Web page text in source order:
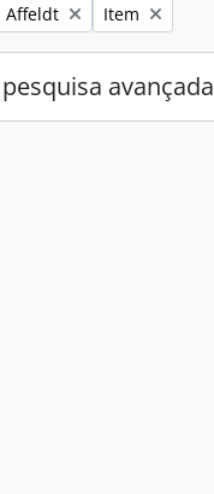
Affeldt Remover filtro:
Item
avançada